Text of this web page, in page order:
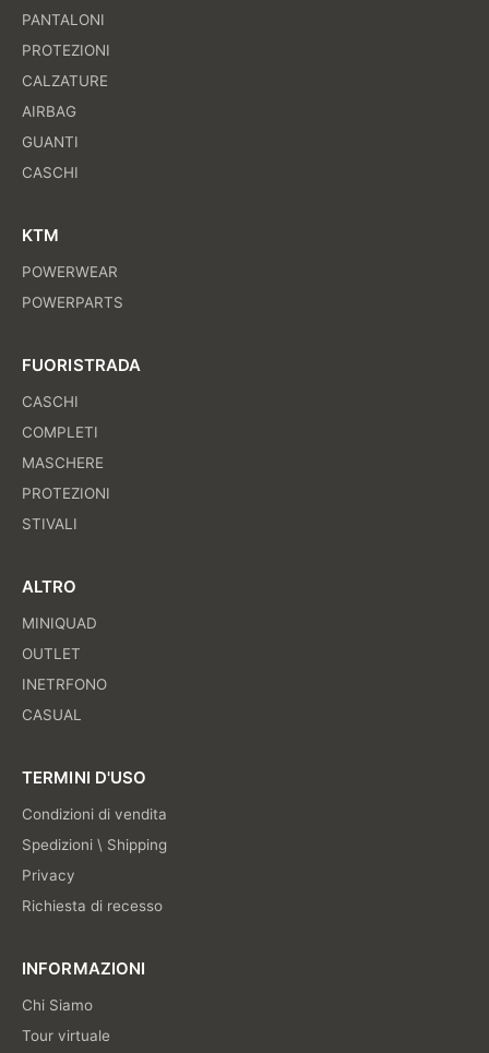
PANTALONI
PROTEZIONI
CALZATURE
AIRBAG
GUANTI
CASCHI
KTM
POWERWEAR
POWERPARTS
FUORISTRADA
CASCHI
COMPLETI
MASCHERE
PROTEZIONI
STIVALI
ALTRO
MINIQUAD
OUTLET
INETRFONO
CASUAL
TERMINI D'USO
Condizioni di vendita
Spedizioni \ Shipping
Privacy
Richiesta di recesso
INFORMAZIONI
Chi Siamo
Tour virtuale